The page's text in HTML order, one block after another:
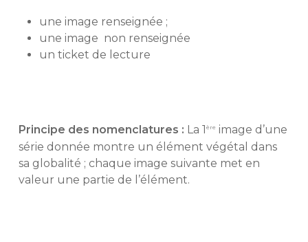
une image renseignée ;
une image non renseignée
un ticket de lecture
Principe des nomenclatures : La 1 ère image d’une
série donnée montre un élément végétal dans
sa globalité ; chaque image suivante met en
valeur une partie de l’élément.